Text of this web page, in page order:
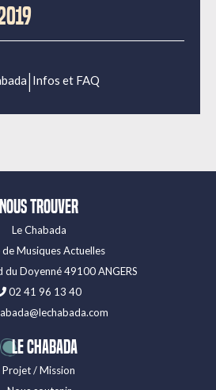
| Infos et FAQ
Nous trouver
Le Chabada
de Musiques Actuelles
du Doyenné 49100 ANGERS
02 41 96 13 40
LE CHABADA
Projet / Mission